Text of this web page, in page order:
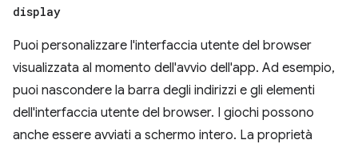
display
Puoi personalizzare l'interfaccia utente del browser
visualizzata al momento dell'avvio dell'app. Ad esempio,
puoi nascondere la barra degli indirizzi e gli elementi
dell'interfaccia utente del browser. I giochi possono
anche essere avviati a schermo intero. La proprietà